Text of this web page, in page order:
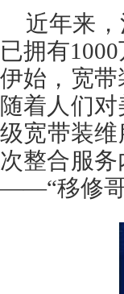
近年来
已拥有
伊始，宽
随着人们
级宽带装
次整合服
——“移修哥